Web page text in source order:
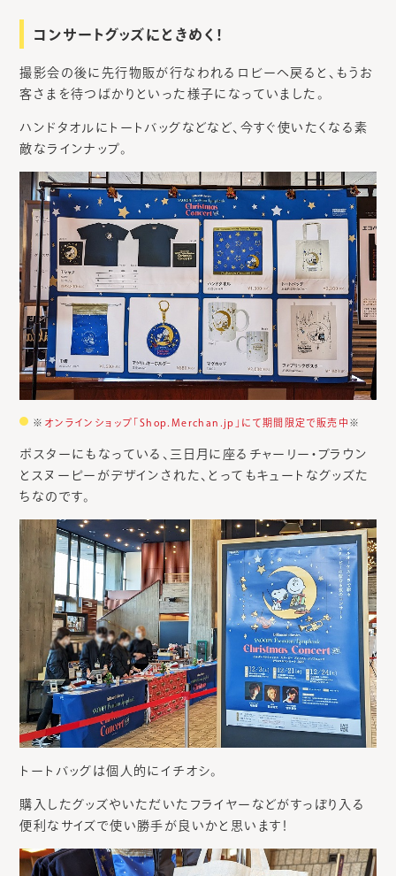
コンサートグッズにときめく！
撮影会の後に先行物販が行なわれるロビーへ戻ると、もうお
客さまを待つばかりといった様子になっていました。
ハンドタオルにトートバッグなどなど、今すぐ使いたくなる素
敵なラインナップ。
※ オンラインショップ「Shop․Merchan․jp」にて期間限定で販売中 ※
ポスターにもなっている、三日月に座るチャーリー・ブラウン
とスヌーピーがデザインされた、とってもキュートなグッズた
ちなのです。
トートバッグは個人的にイチオシ。
購入したグッズやいただいたフライヤーなどがすっぽり入る
便利なサイズで使い勝手が良いかと思います！